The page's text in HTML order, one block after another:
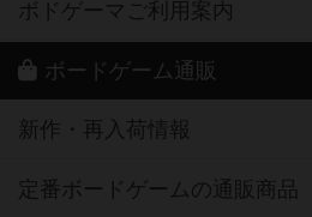
ボドゲーマご利用案内
ボードゲーム通販
新作・再入荷情報
定番ボードゲームの通販商品